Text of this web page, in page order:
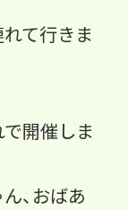
て行きま
で開催しま
、おばあ